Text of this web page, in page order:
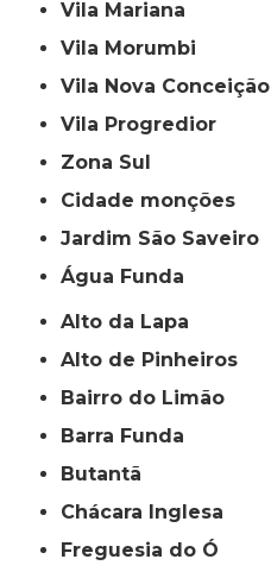
Vila Mariana
Vila Morumbi
Vila Nova Conceição
Vila Progredior
Zona Sul
cidade monções
jardim São Saveiro
Água Funda
Alto da Lapa
Alto de Pinheiros
Bairro do Limão
Barra Funda
Butantã
Chácara Inglesa
Freguesia do Ó